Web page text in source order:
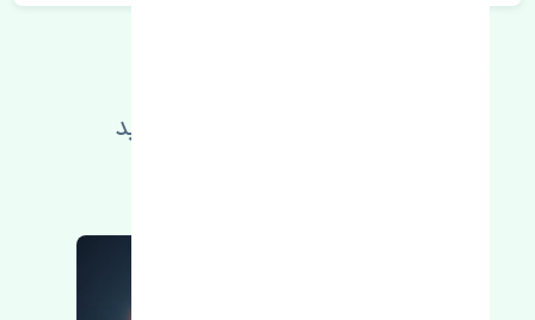
اطلاعات فنی خود را بالا ببرید